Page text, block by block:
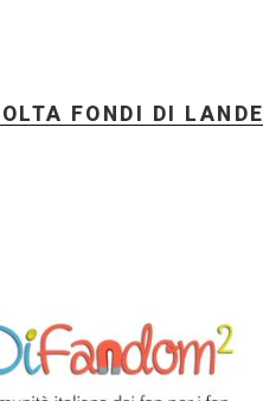
FONDI DI LANDE